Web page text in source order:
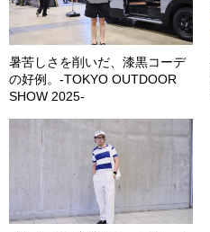
暑苦しさを削いだ、漆黒コーデ
の好例。-TOKYO OUTDOOR
SHOW 2025-